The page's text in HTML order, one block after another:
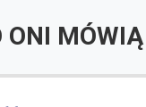
ONI MÓWIĄ